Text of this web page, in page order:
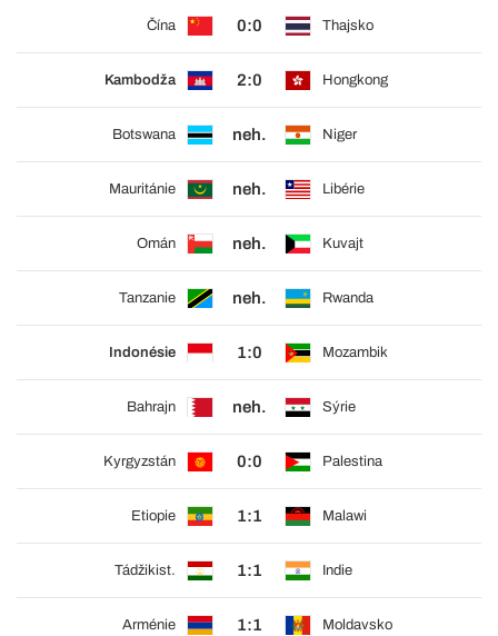
Čína 0:0 Thajsko
Kambodža 2:0 Hongkong
Botswana neh. Niger
Mauritánie neh. Libérie
Omán neh. Kuvajt
Tanzanie neh. Rwanda
Indonésie 1:0 Mozambik
Bahrajn neh. Sýrie
Kyrgyzstán 0:0 Palestina
Etiopie 1:1 Malawi
Tádžikist. 1:1 Indie
Arménie 1:1 Moldavsko